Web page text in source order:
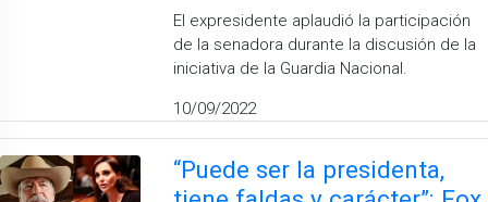
El expresidente aplaudió la participación
de la senadora durante la discusión de la
iniciativa de la Guardia Nacional.
10/09/2022
“Puede ser la presidenta,